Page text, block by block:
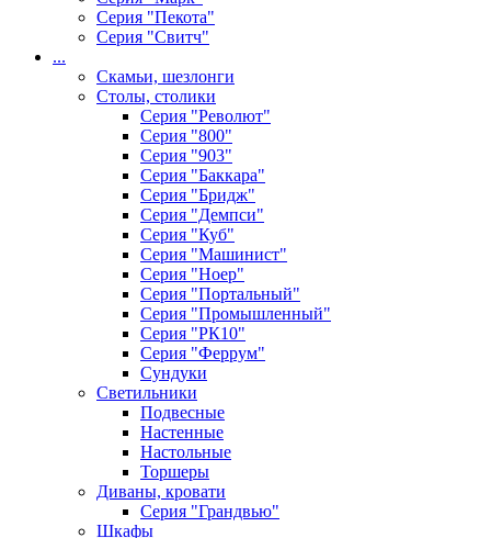
Серия "Пекота"
Серия "Свитч"
...
Скамьи, шезлонги
Столы, столики
Серия "Револют"
Серия "800"
Серия "903"
Серия "Баккара"
Серия "Бридж"
Серия "Демпси"
Серия "Куб"
Серия "Машинист"
Серия "Ноер"
Серия "Портальный"
Серия "Промышленный"
Серия "РК10"
Серия "Феррум"
Сундуки
Светильники
Подвесные
Настенные
Настольные
Торшеры
Диваны, кровати
Серия "Грандвью"
Шкафы